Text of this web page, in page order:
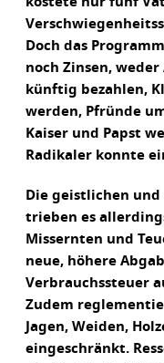
Doch das
noch Zinsen,
künftig bezahlen,
werden, Pfründe
Kaiser und Papst
Radikaler konnte
Die geistlichen
trieben es
Missernten und
neue, höhere
Verbrauchssteuer
Zudem
Jagen, Weiden,
eingeschränkt.